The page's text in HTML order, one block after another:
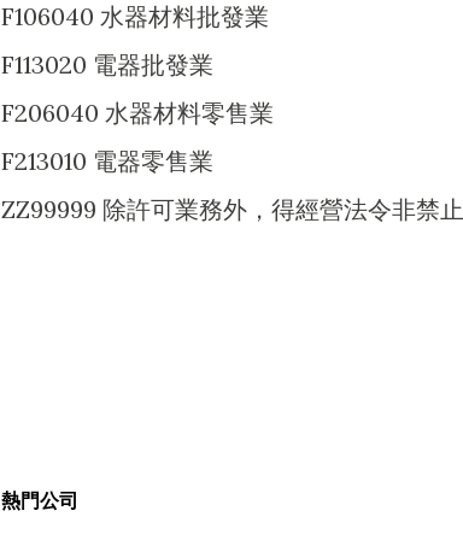
F106040 水器材料批發業
F113020 電器批發業
F206040 水器材料零售業
F213010 電器零售業
ZZ99999 除許可業務外，得經營法令非禁
熱門公司